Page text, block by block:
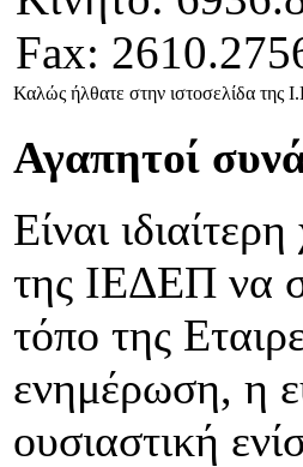
Fax:
Καλώς ήλθατε στην ιστοσελίδα της
Αγαπητοί
Είναι
της ΙΕΔΕΠ να
τόπο της
ενημέρωση, η
ουσιαστική